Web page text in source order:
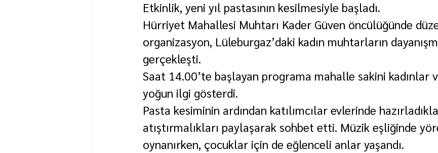
Etkinlik, yeni yıl pastasının kesilmesiyle başladı.
Hürriyet Mahallesi Muhtarı Kader Güven öncülüğünde
organizasyon, Lüleburgaz’daki kadın muhtarların
gerçekleşti.
Saat 14.00’te başlayan programa mahalle sakini kadınlar
yoğun ilgi gösterdi.
Pasta kesiminin ardından katılımcılar evlerinde
atıştırmalıkları paylaşarak sohbet etti. Müzik eşliğinde
oynanırken, çocuklar için de eğlenceli anlar yaşandı.